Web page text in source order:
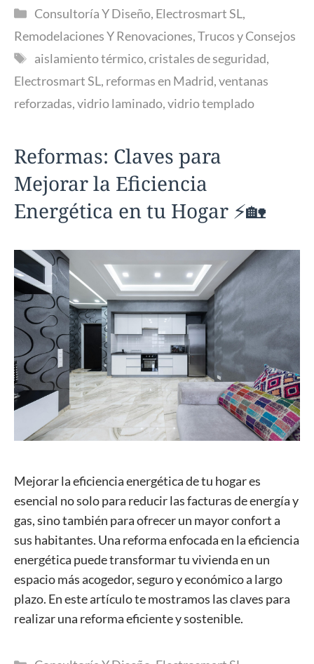
Categorías
Consultoría Y Diseño, Electrosmart SL,
Remodelaciones Y Renovaciones,Trucos y Consejos
Etiquetas
aislamiento térmico,cristales de seguridad,
Electrosmart SL, reformas en Madrid,ventanas
reforzadas,vidrio laminado,vidrio templado
Reformas: Claves para
Mejorar la Eficiencia
Energética en tu Hogar ⚡🏡
Mejorar la eficiencia energética de tu hogar es
esencial no solo para reducir las facturas de energía y
gas, sino también para ofrecer un mayor confort a
sus habitantes. Una reforma enfocada en la eficiencia
energética puede transformar tu vivienda en un
espacio más acogedor, seguro y económico a largo
plazo. En este artículo te mostramos las claves para
realizar una reforma eficiente y sostenible.